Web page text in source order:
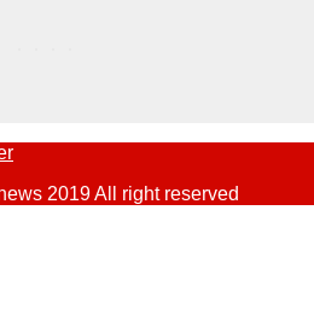
2019 All right reserved